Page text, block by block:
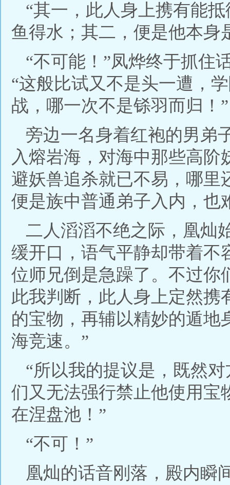
“其一，此人身上携有能
鱼得水；其二，便是他本
“不可能！”凤烨终于抓住
“这般比试又不是头一遭，
战，哪一次不是铩羽而归！”
旁边一名身着红袍的男弟
入熔岩海，对海中那些高
避妖兽追杀就已不易，哪里
便是族中普通弟子入内，也
二人滔滔不绝之际，凰灿
缓开口，语气平静却带着不
位师兄倒是急躁了。不过你
此我判断，此人身上定然携
的宝物，再辅以精妙的遁地
海竞速。”
“所以我的提议是，既然
们又无法强行禁止他使用
在涅盘池！”
“不可！”
凰灿的话音刚落，殿内瞬